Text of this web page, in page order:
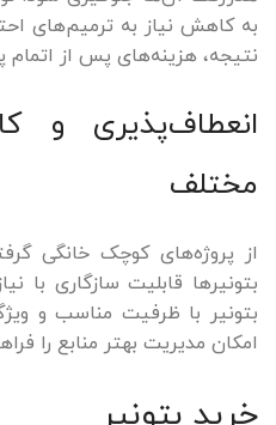
به کاهش نیاز به ترمیم‌های
نتیجه، هزینه‌های پس از اتمام
انعطاف‌پذیری و
مختلف
از پروژه‌های کوچک خانگی
بتونیرها قابلیت سازگاری با
بتونیر با ظرفیت مناسب و
امکان مدیریت بهتر منابع را
خرید بتونیر